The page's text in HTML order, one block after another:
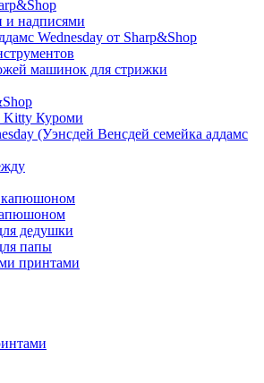
надписями
Wednesday от Sharp&Shop
машинок для стрижки
Куроми
(Уэнсдей Венсдей семейка аддамс
капюшоном
дедушки
папы
принтами